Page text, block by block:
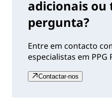
adicionais ou
pergunta?
Entre em contacto
especialistas em PPG
Contactar-nos